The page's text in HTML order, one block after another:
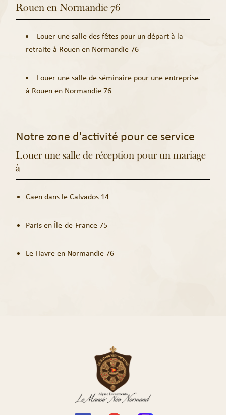
Rouen en Normandie 76
Louer une salle des fêtes pour un départ à la
retraite à Rouen en Normandie 76
Louer une salle de séminaire pour une entreprise
à Rouen en Normandie 76
Notre zone d'activité pour ce service
Louer une salle de réception pour un mariage
à
Caen dans le Calvados 14
Paris en Île-de-France 75
Le Havre en Normandie 76